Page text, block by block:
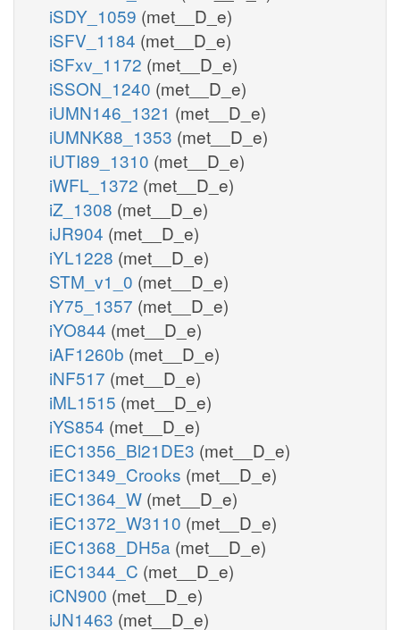
iSDY_1059 (met__D_e)
iSFV_1184 (met__D_e)
iSFxv_1172 (met__D_e)
iSSON_1240 (met__D_e)
iUMN146_1321 (met__D_e)
iUMNK88_1353 (met__D_e)
iUTI89_1310 (met__D_e)
iWFL_1372 (met__D_e)
iZ_1308 (met__D_e)
iJR904 (met__D_e)
iYL1228 (met__D_e)
STM_v1_0 (met__D_e)
iY75_1357 (met__D_e)
iYO844 (met__D_e)
iAF1260b (met__D_e)
iNF517 (met__D_e)
iML1515 (met__D_e)
iYS854 (met__D_e)
iEC1356_Bl21DE3 (met__D_e)
iEC1349_Crooks (met__D_e)
iEC1364_W (met__D_e)
iEC1372_W3110 (met__D_e)
iEC1368_DH5a (met__D_e)
iEC1344_C (met__D_e)
iCN900 (met__D_e)
iJN1463 (met__D_e)